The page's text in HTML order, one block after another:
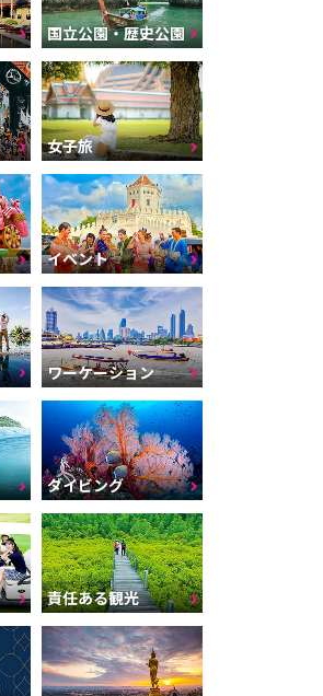
国立公園・歴史公園
女子旅
イベント
ワーケーション
ダイビング
責任ある観光